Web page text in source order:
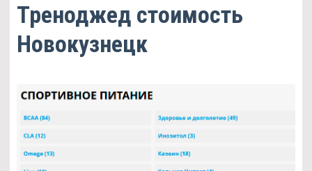
Треноджед стоимость
Новокузнецк